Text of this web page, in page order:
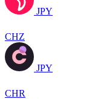
JPY
CHZ
JPY
CHR